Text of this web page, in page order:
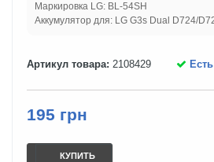
Маркировка LG: BL-54SH
Аккумулятор для: LG G3s Dual D724/
Артикул товара: 2108429
195 грн
КУПИТЬ